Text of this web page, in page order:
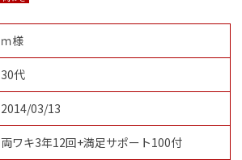
ｍ様
30代
2014/03/13
両ワキ3年12回+満足サポート100付